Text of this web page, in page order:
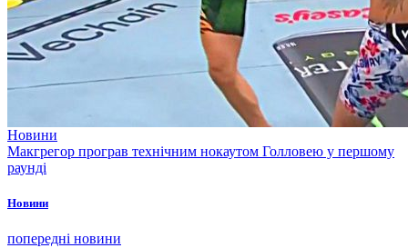
Новини
Макгрегор програв технічним нокаутом Голловею у першому
раунді
Новини
попередні новини